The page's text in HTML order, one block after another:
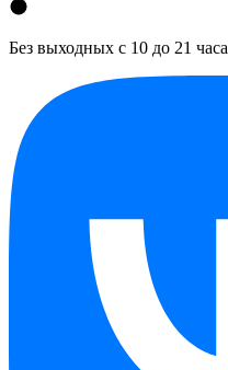
Без выходных с 10 до 21 часа